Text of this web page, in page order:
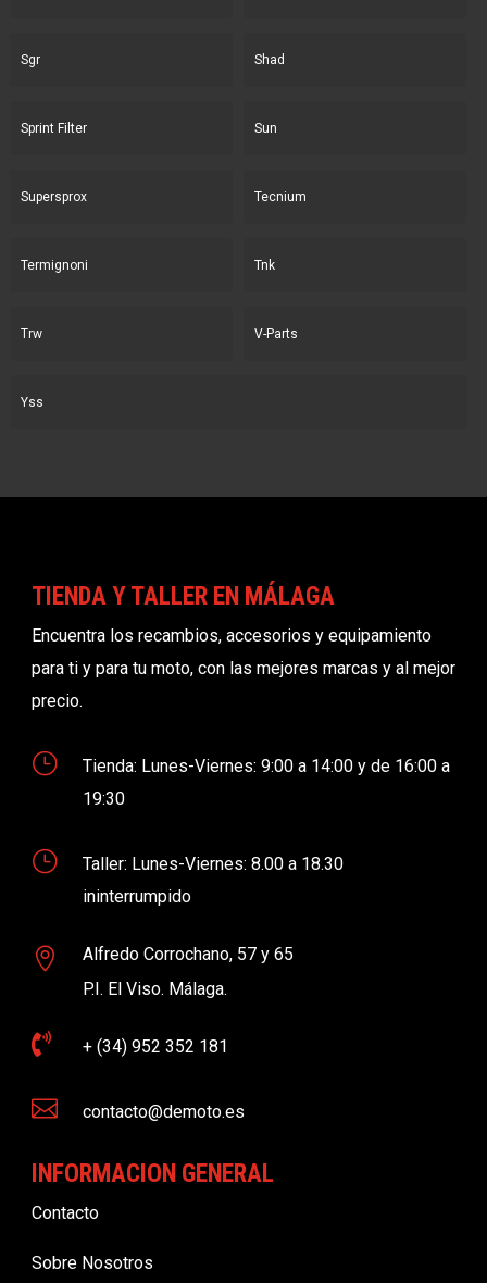
Sgr Shad
Sprint Filter Sun
Supersprox Tecnium
Termignoni Tnk
Trw V-Parts
Yss
TIENDA Y TALLER EN MÁLAGA
Encuentra los recambios, accesorios y equipamiento
para ti y para tu moto, con las mejores marcas y al mejor
precio.
}
Tienda: Lunes-Viernes: 9:00 a 14:00 y de 16:00 a
19:30
}
Taller: Lunes-Viernes: 8.00 a 18.30
ininterrumpido

Alfredo Corrochano, 57 y 65
P.I. El Viso. Málaga.
 + (34) 952 352 181
 contacto@demoto.es
INFORMACION GENERAL
Contacto
Sobre Nosotros